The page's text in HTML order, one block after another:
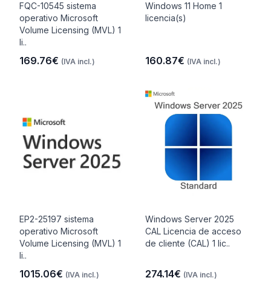
FQC-10545 sistema
operativo Microsoft
Volume Licensing (MVL) 1
li..
169.76€ (IVA incl.)
Windows 11 Home 1
licencia(s)
160.87€ (IVA incl.)
EP2-25197 sistema
operativo Microsoft
Volume Licensing (MVL) 1
li..
1015.06€ (IVA incl.)
Windows Server 2025
CAL Licencia de acceso
de cliente (CAL) 1 lic..
274.14€ (IVA incl.)